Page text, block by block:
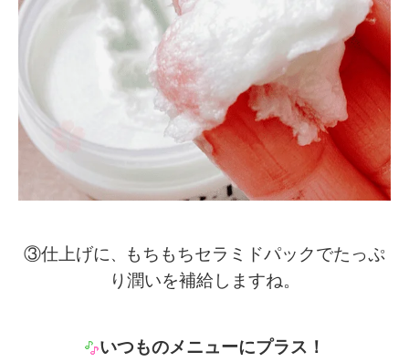
③仕上げに、
もちもちセラミドパックでたっぷ
り潤いを補給しますね。
いつものメニューにプラス！